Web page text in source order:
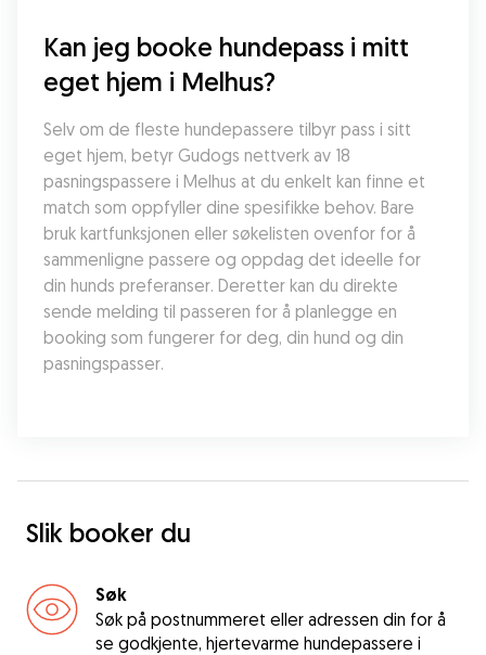
Kan jeg booke hundepass i mitt
eget hjem i Melhus?
Selv om de fleste hundepassere tilbyr pass i sitt
eget hjem, betyr Gudogs nettverk av 18
pasningspassere i Melhus at du enkelt kan finne et
match som oppfyller dine spesifikke behov. Bare
bruk kartfunksjonen eller søkelisten ovenfor for å
sammenligne passere og oppdag det ideelle for
din hunds preferanser. Deretter kan du direkte
sende melding til passeren for å planlegge en
booking som fungerer for deg, din hund og din
pasningspasser.
Slik booker du
Søk
Søk på postnummeret eller adressen din for å
se godkjente, hjertevarme hundepassere i